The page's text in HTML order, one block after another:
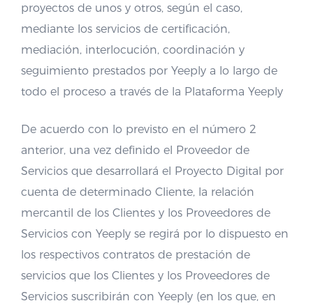
proyectos de unos y otros, según el caso,
mediante los servicios de certificación,
mediación, interlocución, coordinación y
seguimiento prestados por Yeeply a lo largo de
todo el proceso a través de la Plataforma Yeeply
De acuerdo con lo previsto en el número 2
anterior, una vez definido el Proveedor de
Servicios que desarrollará el Proyecto Digital por
cuenta de determinado Cliente, la relación
mercantil de los Clientes y los Proveedores de
Servicios con Yeeply se regirá por lo dispuesto en
los respectivos contratos de prestación de
servicios que los Clientes y los Proveedores de
Servicios suscribirán con Yeeply (en los que, en